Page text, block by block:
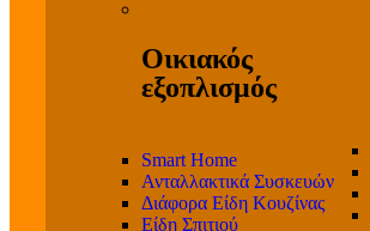
Οικιακός
εξοπλισμός
Smart Home
Ανταλλακτικά Συσκευών
Διάφορα Είδη Κουζίνας
Είδη Σπιτιού